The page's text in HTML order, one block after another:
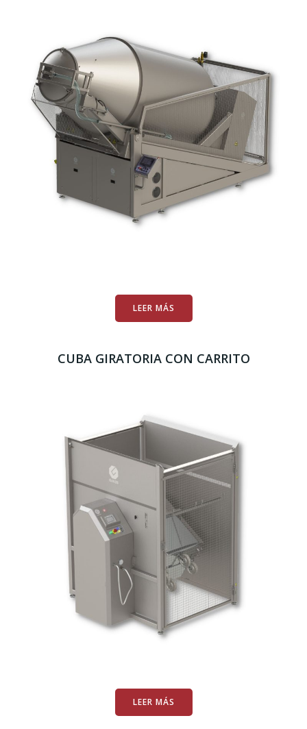
LEER MÁS
CUBA GIRATORIA CON CARRITO
LEER MÁS